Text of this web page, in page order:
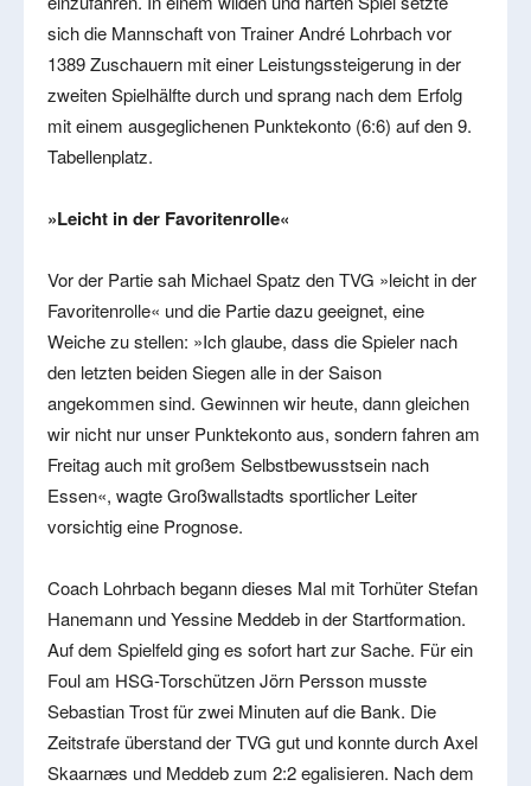
sich die Mannschaft von Trainer André Lohrbach vor
1389 Zuschauern mit einer Leistungssteigerung in der
zweiten Spielhälfte durch und sprang nach dem Erfolg
mit einem ausgeglichenen Punktekonto (6:6) auf den 9.
Tabellenplatz.
»Leicht in der Favoritenrolle«
Vor der Partie sah Michael Spatz den TVG »leicht in der
Favoritenrolle« und die Partie dazu geeignet, eine
Weiche zu stellen: »Ich glaube, dass die Spieler nach
den letzten beiden Siegen alle in der Saison
angekommen sind. Gewinnen wir heute, dann gleichen
wir nicht nur unser Punktekonto aus, sondern fahren am
Freitag auch mit großem Selbstbewusstsein nach
Essen«, wagte Großwallstadts sportlicher Leiter
vorsichtig eine Prognose.
Coach Lohrbach begann dieses Mal mit Torhüter Stefan
Hanemann und Yessine Meddeb in der Startformation.
Auf dem Spielfeld ging es sofort hart zur Sache. Für ein
Foul am HSG-Torschützen Jörn Persson musste
Sebastian Trost für zwei Minuten auf die Bank. Die
Zeitstrafe überstand der TVG gut und konnte durch Axel
Skaarnæs und Meddeb zum 2:2 egalisieren. Nach dem